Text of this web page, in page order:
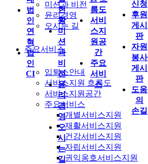
미션과 비전
윤리경영
오시는 길
주요서비스
입퇴소안내
서비스지원 흐름도
서비스지원공간
주요서비스
개별서비스지원
재활서비스지원
건강서비스지원
자립서비스지원
권익옹호서비스지원
법
인
연
혁
법
인
CI
현
황
미
션
과
비
전
윤
리
경
영
오
시
는
길
름도
서비
스지
원공
간
주요
서비
스
신청
후원
게시
판
자원
봉사
게시
판
도움
의
손길